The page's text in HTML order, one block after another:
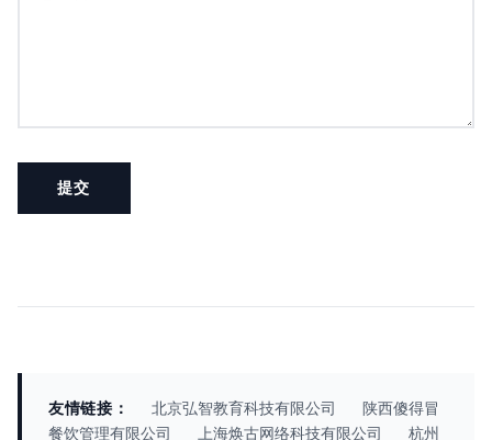
友情链接： 北京弘智教育科技有限公司
陕西傻得冒
餐饮管理有限公司
上海焕古网络科技有限公司
杭州